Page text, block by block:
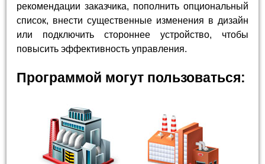
рекомендации заказчика, пополнить опциональный
список, внести существенные изменения в дизайн
или подключить стороннее устройство, чтобы
повысить эффективность управления.
Программой могут пользоваться: